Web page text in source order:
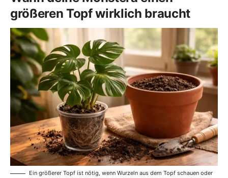
größeren Topf wirklich braucht
Ein größerer Topf ist nötig, wenn Wurzeln aus dem Topf schauen oder